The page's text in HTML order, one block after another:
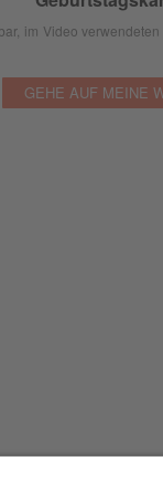
im Video
GEHE AUF MEINE